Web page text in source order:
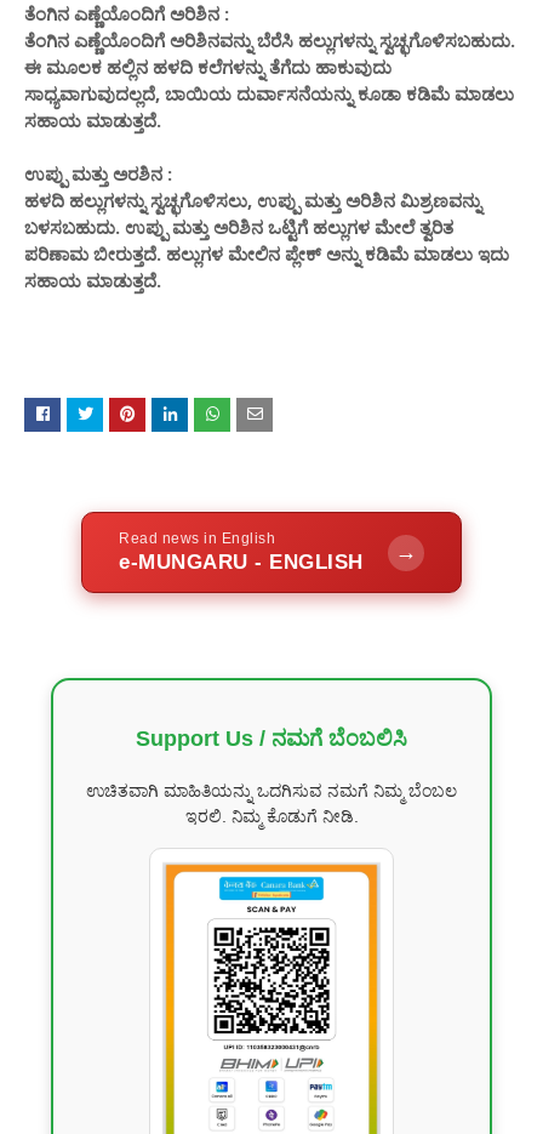
ತೆಂಗಿನ ಎಣ್ಣೆಯೊಂದಿಗೆ ಅರಿಶಿನ :
ತೆಂಗಿನ ಎಣ್ಣೆಯೊಂದಿಗೆ ಅರಿಶಿನವನ್ನು ಬೆರೆಸಿ ಹಲ್ಲುಗಳನ್ನು ಸ್ವಚ್ಛಗೊಳಿಸಬಹುದು.
ಈ ಮೂಲಕ ಹಲ್ಲಿನ ಹಳದಿ ಕಲೆಗಳನ್ನು ತೆಗೆದು ಹಾಕುವುದು
ಸಾಧ್ಯವಾಗುವುದಲ್ಲದೆ, ಬಾಯಿಯ ದುರ್ವಾಸನೆಯನ್ನು ಕೂಡಾ ಕಡಿಮೆ ಮಾಡಲು
ಸಹಾಯ ಮಾಡುತ್ತದೆ.
ಉಪ್ಪು ಮತ್ತು ಅರಶಿನ :
ಹಳದಿ ಹಲ್ಲುಗಳನ್ನು ಸ್ವಚ್ಛಗೊಳಿಸಲು, ಉಪ್ಪು ಮತ್ತು ಅರಿಶಿನ ಮಿಶ್ರಣವನ್ನು
ಬಳಸಬಹುದು. ಉಪ್ಪು ಮತ್ತು ಅರಿಶಿನ ಒಟ್ಟಿಗೆ ಹಲ್ಲುಗಳ ಮೇಲೆ ತ್ವರಿತ
ಪರಿಣಾಮ ಬೀರುತ್ತದೆ. ಹಲ್ಲುಗಳ ಮೇಲಿನ ಪ್ಲೇಕ್ ಅನ್ನು ಕಡಿಮೆ ಮಾಡಲು ಇದು
ಸಹಾಯ ಮಾಡುತ್ತದೆ.
Read news in English
e-MUNGARU - ENGLISH →
Support Us / ನಮಗೆ ಬೆಂಬಲಿಸಿ
ಉಚಿತವಾಗಿ ಮಾಹಿತಿಯನ್ನು ಒದಗಿಸುವ ನಮಗೆ ನಿಮ್ಮ ಬೆಂಬಲ
ಇರಲಿ. ನಿಮ್ಮ ಕೊಡುಗೆ ನೀಡಿ.